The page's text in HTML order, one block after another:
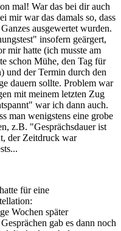
mal! War das bei dir auch
mir war das damals so, dass
ausgewertet wurden.
insofern geärgert,
mir hatte (ich musste am
schon Mühe, den Tag für
und der Termin durch den
dauern sollte. Problem war
mit meinem letzten Zug
war ich dann auch.
man wenigstens eine grobe
z.B. "Gesprächsdauer ist
der Zeitdruck war
für eine
Wochen später
gab es dann noch